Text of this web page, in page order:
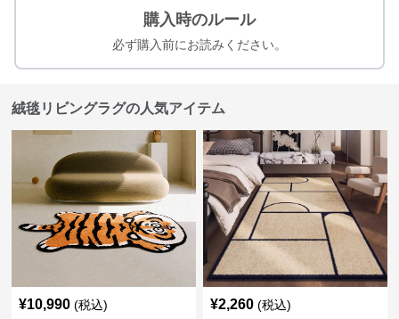
購入時のルール
必ず購入前にお読みください。
絨毯リビングラグの人気アイテム
¥10,990 (税込) ¥2,260 (税込)